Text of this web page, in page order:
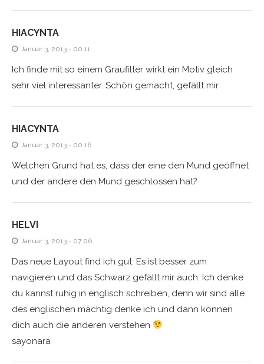
HIACYNTA
Januar 3, 2013 - 00:11
Ich finde mit so einem Graufilter wirkt ein Motiv gleich
sehr viel interessanter. Schön gemacht, gefällt mir
HIACYNTA
Januar 3, 2013 - 00:16
Welchen Grund hat es, dass der eine den Mund geöffnet
und der andere den Mund geschlossen hat?
HELVI
Januar 3, 2013 - 07:06
Das neue Layout find ich gut. Es ist besser zum
navigieren und das Schwarz gefällt mir auch. Ich denke
du kannst ruhig in englisch schreiben, denn wir sind alle
des englischen mächtig denke ich und dann können
dich auch die anderen verstehen
sayonara